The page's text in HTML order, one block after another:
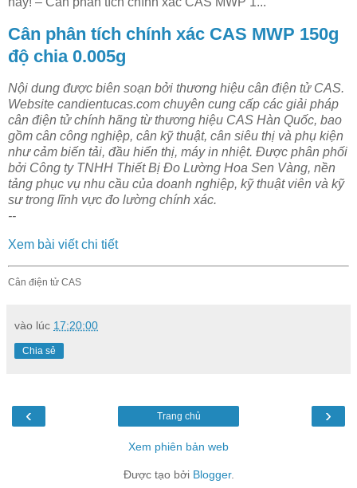
Cân phân tích chính xác CAS MWP 150g
độ chia 0.005g
Nội dung được biên soạn bởi thương hiệu cân điện tử CAS.
Website candientucas.com chuyên cung cấp các giải pháp
cân điện tử chính hãng từ thương hiệu CAS Hàn Quốc, bao
gồm cân công nghiệp, cân kỹ thuật, cân siêu thị và phụ kiện
như cảm biến tải, đầu hiển thị, máy in nhiệt. Được phân phối
bởi Công ty TNHH Thiết Bị Đo Lường Hoa Sen Vàng, nền
tảng phục vụ nhu cầu của doanh nghiệp, kỹ thuật viên và kỹ
sư trong lĩnh vực đo lường chính xác.
--
Xem bài viết chi tiết
Cân điện tử CAS
vào lúc 17:20:00
Chia sẻ
‹ ›
Trang chủ
Xem phiên bản web
Được tạo bởi Blogger.